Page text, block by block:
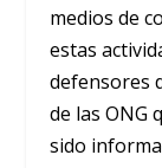
medios de
estas
defensores
de las ONG
sido